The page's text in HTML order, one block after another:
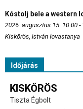
Kóstolj bele a western
2026. augusztus 15. 10:00 -
Kiskőrös, István lovastanya
Időjárás
KISKŐRÖS
Tiszta Égbolt